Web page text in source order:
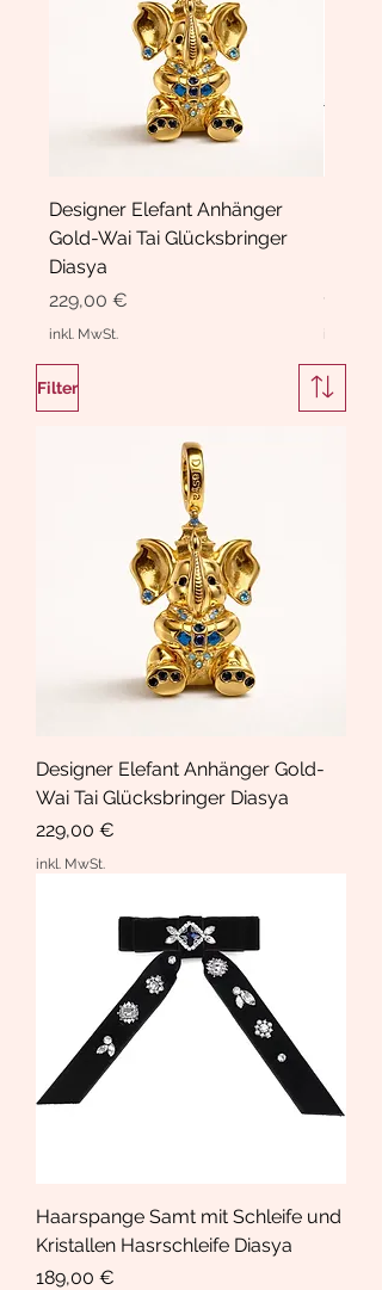
Designer Elefant Anhänger
Gold-Wai Tai Glücksbringer
Diasya
Preis
229,00 €
inkl. MwSt.
Preis
189,00
Filter
Designer Elefant Anhänger Gold-
Wai Tai Glücksbringer Diasya
Preis
229,00 €
inkl. MwSt.
Haarspange Samt mit Schleife und
Kristallen Hasrschleife Diasya
Preis
189,00 €